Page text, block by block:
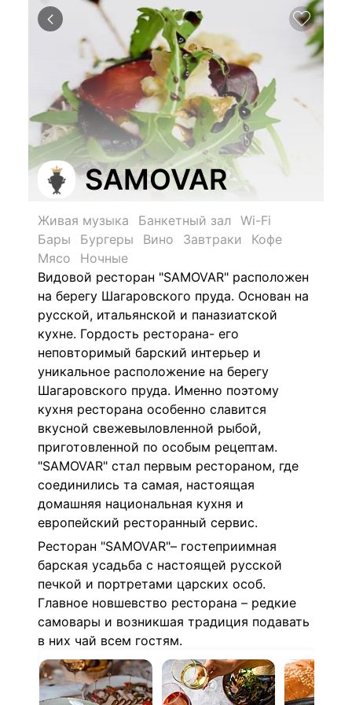
SAMOVAR
Живая музыка Банкетный зал
Wi-Fi
Бары
Бургеры Вино Завтраки
Кофе
Мясо
Ночные
Видовой ресторан "SAMOVAR" расположен
на берегу Шагаровского пруда. Основан на
русской, итальянской и паназиатской
кухне. Гордость ресторана- его
неповторимый барский интерьер и
уникальное расположение на берегу
Шагаровского пруда. Именно поэтому
кухня ресторана особенно славится
вкусной свежевыловленной рыбой,
приготовленной по особым рецептам.
"SAMOVAR" стал первым рестораном, где
соединились та самая, настоящая
домашняя национальная кухня и
европейский ресторанный сервис.
Ресторан "SAMOVAR"– гостеприимная
барская усадьба с настоящей русской
печкой и портретами царских особ.
Главное новшевство ресторана – редкие
самовары и возникшая традиция подавать
в них чай всем гостям.